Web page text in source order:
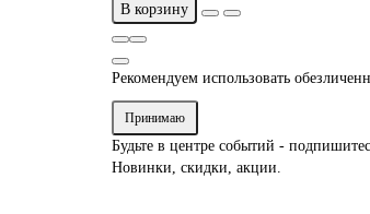
В корзину
Рекомендуем использовать
Принимаю
Будьте в центре событий -
Новинки, скидки, акции.